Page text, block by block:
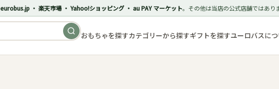
eurobus.jp ・ 楽天市場 ・ Yahoo!ショッピング ・ au PAY マーケット。その他は当店の公式店舗ではあり
おもちゃを探すカテゴリーから探すギフトを探すユーロバスに